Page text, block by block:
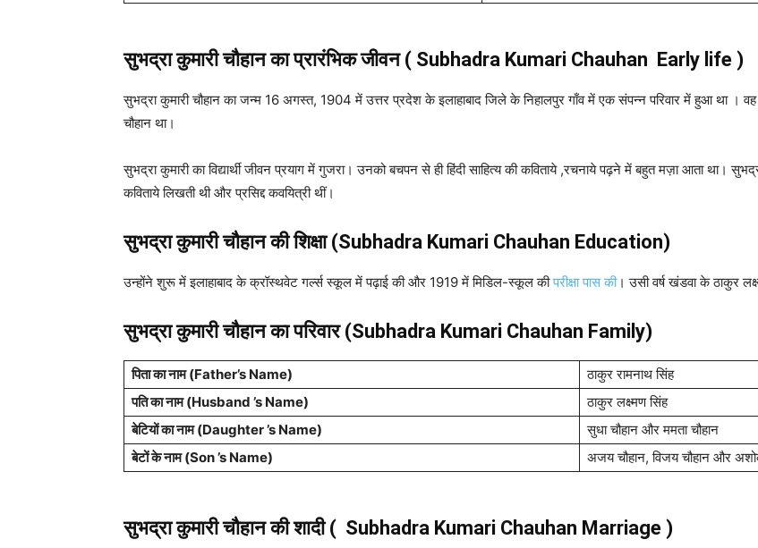
सुभद्रा कुमारी चौहान का प्रारंभिक जीवन ( Subhadra Kumari Chauhan Early life )
सुभद्रा कुमारी चौहान का जन्म 16 अगस्त, 1904 में उत्तर प्रदेश के इलाहाबाद जिले के निहालपुर गाँव में एक संपन्न परिवार में हुआ था । वह
चौहान था।
सुभद्रा कुमारी का विद्यार्थी जीवन प्रयाग में गुजरा। उनको बचपन से ही हिंदी साहित्य की कविताये ,रचनाये पढ़ने में बहुत मज़ा आता था।
कविताये लिखती थी और प्रसिद्द कवयित्री थीं।
सुभद्रा कुमारी चौहान की शिक्षा (Subhadra Kumari Chauhan Education)
उन्होंने शुरू में इलाहाबाद के क्रॉस्थवेट गर्ल्स स्कूल में पढ़ाई की और 1919 में मिडिल-स्कूल कीपरीक्षा पास की। उसी वर्ष खंडवा के ठाकुर
सुभद्रा कुमारी चौहान का परिवार (Subhadra Kumari Chauhan Family)
पिता का नाम(Father’s Name)
ठाकुर रामनाथ सिंह
पति का नाम (Husband ’s Name)
ठाकुर लक्ष्मण सिंह
बेटियों का नाम (Daughter ’s Name)
सुधा चौहान और ममता चौहान
बेटों के नाम (Son ’s Name)
अजय चौहान, विजय चौहान और
सुभद्रा कुमारी चौहान की शादी ( Subhadra Kumari Chauhan Marriage )